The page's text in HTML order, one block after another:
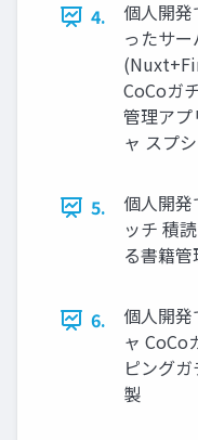
4.
個人開
ったサ
CoCoガ
管理ア
ャ スプ
5.
個人開
ッチ 積
る書籍
6.
個人開
ャ
ピング
製